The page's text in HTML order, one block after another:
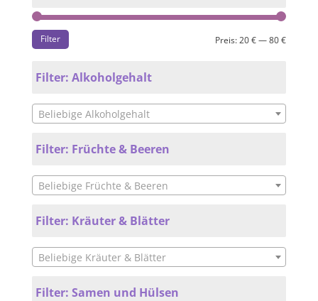
Filter Preis:20 €—80 €
Filter: Alkoholgehalt
Beliebige Alkoholgehalt
Filter: Früchte & Beeren
Beliebige Früchte & Beeren
Filter: Kräuter & Blätter
Beliebige Kräuter & Blätter
Filter: Samen und Hülsen